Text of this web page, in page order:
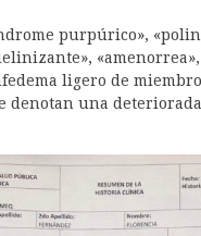
purpúrico»,
«amenorrea»,
ligero de
denotan una